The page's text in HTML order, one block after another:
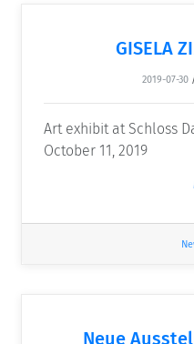
GISELA
2019-07-30
Art exhibit at Schloss
October 11, 2019
Neue